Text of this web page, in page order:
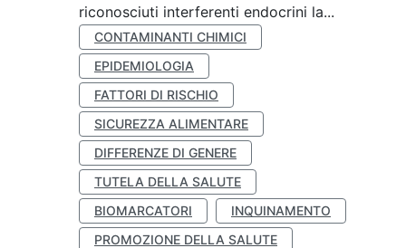
riconosciuti interferenti endocrini la...
CONTAMINANTI CHIMICI
EPIDEMIOLOGIA
FATTORI DI RISCHIO
SICUREZZA ALIMENTARE
DIFFERENZE DI GENERE
TUTELA DELLA SALUTE
BIOMARCATORI
INQUINAMENTO
PROMOZIONE DELLA SALUTE